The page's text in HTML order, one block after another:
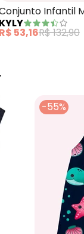
Infantil
Flores Azul Marinho
KYLY
R$ 53,16R$ 132,90
-55%